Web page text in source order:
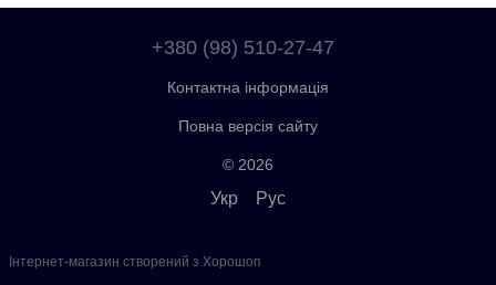
+380 (98) 510-27-47
Контактна інформація
Повна версія сайту
© 2026
Укр Рус
Інтернет-магазин створений з Хорошоп